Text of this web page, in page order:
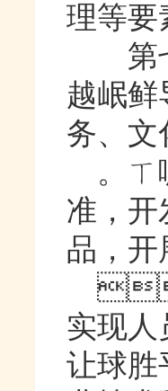
理等要
第
越岷鲜
务、

准
品

实现人
让球胜